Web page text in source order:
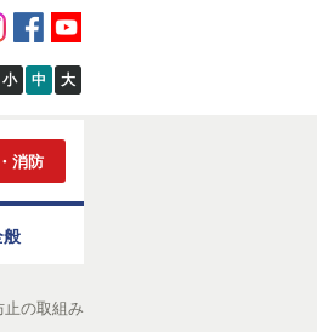
小 中 大
消防
般
止の取組み